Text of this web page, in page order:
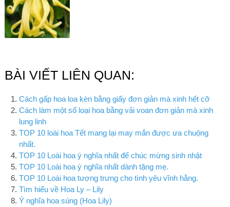
BÀI VIẾT LIÊN QUAN:
Cách gấp hoa loa kèn bằng giấy đơn giản mà xinh hết cỡ
Cách làm một số loại hoa bằng vải voan đơn giản mà xinh
lung linh
TOP 10 loài hoa Tết mang lại may mắn được ưa chuộng
nhất.
TOP 10 Loài hoa ý nghĩa nhất để chúc mừng sinh nhật
TOP 10 Loài hoa ý nghĩa nhất dành tặng mẹ.
TOP 10 Loài hoa tượng trưng cho tình yêu vĩnh hằng.
Tìm hiểu về Hoa Ly – Lily
Ý nghĩa hoa súng (Hoa Lily)